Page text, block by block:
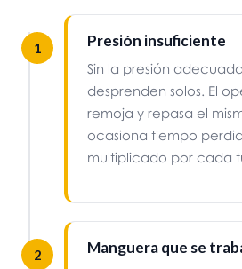
1 Presión insuficiente
Sin la presión
desprenden solos. El
remoja y repasa el
ocasiona tiempo
multiplicado por cada
2 Manguera que se